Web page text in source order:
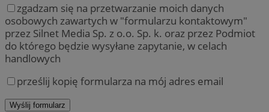
zgadzam się na przetwarzanie moich danych
osobowych zawartych w "formularzu kontaktowym"
przez Silnet Media Sp. z o.o. Sp. k. oraz przez Podmiot
do którego będzie wysyłane zapytanie, w celach
handlowych
prześlij kopię formularza na mój adres email